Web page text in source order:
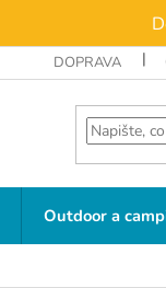
DOPRAVA
Outdoor a